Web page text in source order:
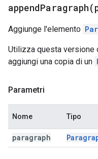
appendParagraph(
Aggiunge l'elemento
Utilizza questa versione
aggiungi una copia di un
Parametri
Nome Tipo
paragraph